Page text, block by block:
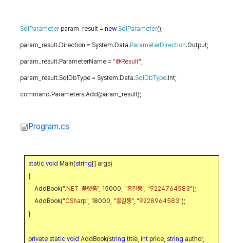
SqlParameterparam_result =new SqlParameter();
param_result.Direction = System.Data.ParameterDirection.Output;
param_result.ParameterName = "@Result";
param_result.SqlDbType = System.Data.SqlDbType.Int;
command.Parameters.Add(param_result);
Program.cs
static void Main(string[] args)
{
AddBook(".NET플랫폼" , 15000, "홍길동" "9224764583");
AddBook("CSharp" , 18000, "홍길동" "9228964583");
}
private static void AddBook(string title,int price,string author,